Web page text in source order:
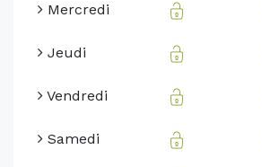
Mercredi
Jeudi
Vendredi
Samedi